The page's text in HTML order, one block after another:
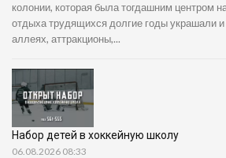
колонии, которая была тогдашним центром
отдыха трудящихся долгие годы украшали
аллеях, аттракционы,...
Набор детей в хоккейную школу
06.08.2026 08:33